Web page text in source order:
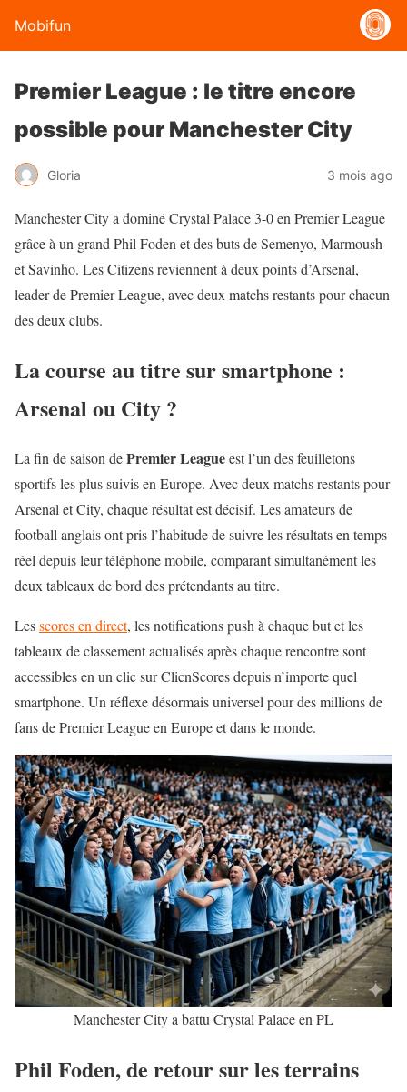
Mobifun
Premier League : le titre encore
possible pour Manchester City
Gloria 3 mois ago
Manchester City a dominé Crystal Palace 3-0 en Premier League
grâce à un grand Phil Foden et des buts de Semenyo, Marmoush
et Savinho. Les Citizens reviennent à deux points d’Arsenal,
leader de Premier League, avec deux matchs restants pour chacun
des deux clubs.
La course au titre sur smartphone :
Arsenal ou City ?
La fin de saison dePremier Leagueest l’un des feuilletons
sportifs les plus suivis en Europe. Avec deux matchs restants pour
Arsenal et City, chaque résultat est décisif. Les amateurs de
football anglais ont pris l’habitude de suivre les résultats en temps
réel depuis leur téléphone mobile, comparant simultanément les
deux tableaux de bord des prétendants au titre.
Lesscores en direct, les notifications push à chaque but et les
tableaux de classement actualisés après chaque rencontre sont
accessibles en un clic sur ClicnScores depuis n’importe quel
smartphone. Un réflexe désormais universel pour des millions de
fans de Premier League en Europe et dans le monde.
Manchester City a battu Crystal Palace en PL
Phil Foden, de retour sur les terrains